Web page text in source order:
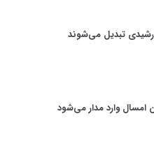
تبدیل می‌شوند